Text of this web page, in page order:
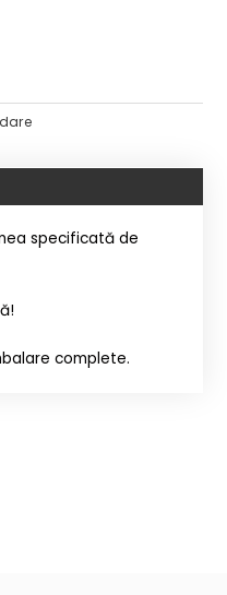
specificată de
complete.